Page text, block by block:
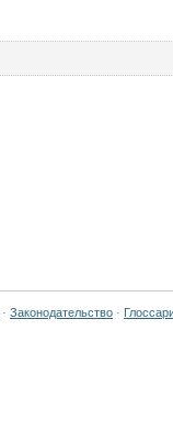
· Законодательство ·